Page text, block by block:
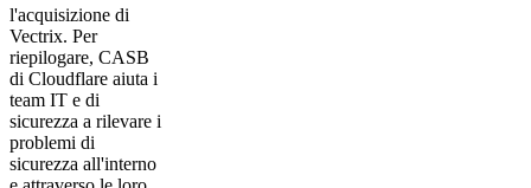
l'acquisizione di
Vectrix. Per
riepilogare, CASB
di Cloudflare aiuta i
team IT e di
sicurezza a rilevare i
problemi di
sicurezza all'interno